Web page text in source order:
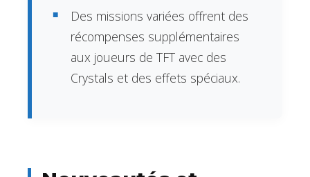
Des missions variées offrent des
récompenses supplémentaires
aux joueurs de TFT avec des
Crystals et des effets spéciaux.